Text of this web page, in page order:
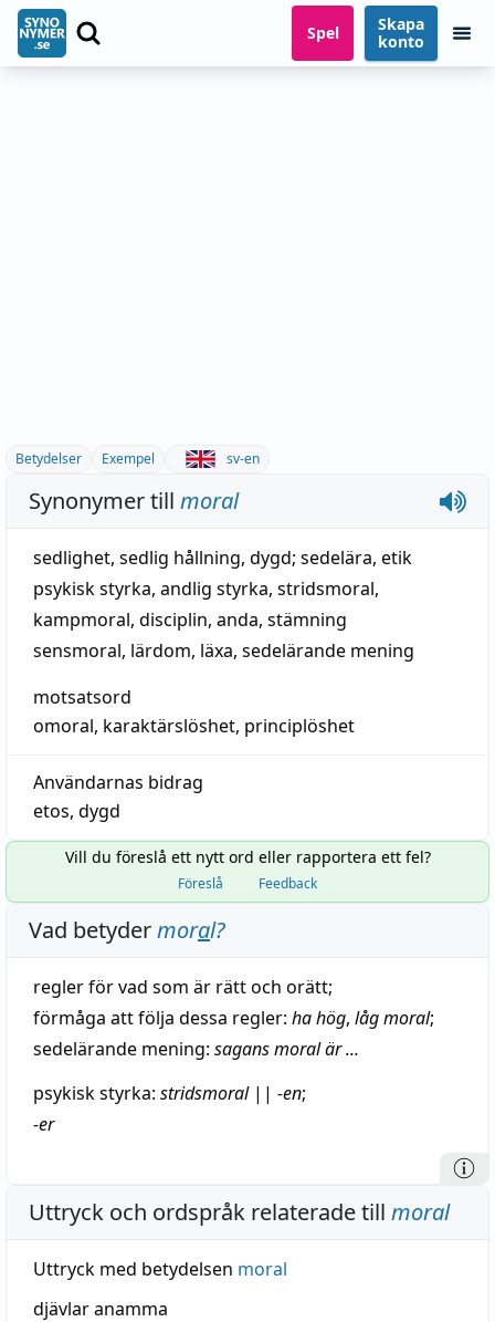
Spel
Skapa
konto
Betydelser Exempel sv-en
Synonymer till moral
sedlighet, sedlig hållning, dygd; sedelära, etik
psykisk styrka, andlig styrka, stridsmoral,
kampmoral, disciplin, anda, stämning
sensmoral, lärdom, läxa, sedelärande mening
motsatsord
omoral, karaktärslöshet, principlöshet
Användarnas bidrag
etos, dygd
Vill du föreslå ett nytt ord eller rapportera ett fel?
Föreslå Feedback
Vad betydermoral?
reglerför vad som är rättoch orätt;
förmåga attfölja dessa regler: hahög, lågmoral;
sedelärande mening: sagans moral är ...
psykiskstyrka: stridsmoral|| -en;
-er
Uttryck och ordspråk relaterade till moral
Uttryck med betydelsen moral
djävlar anamma